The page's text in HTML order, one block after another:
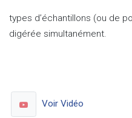
types d’échantillons (ou de
digérée simultanément.
Voir Vidéo